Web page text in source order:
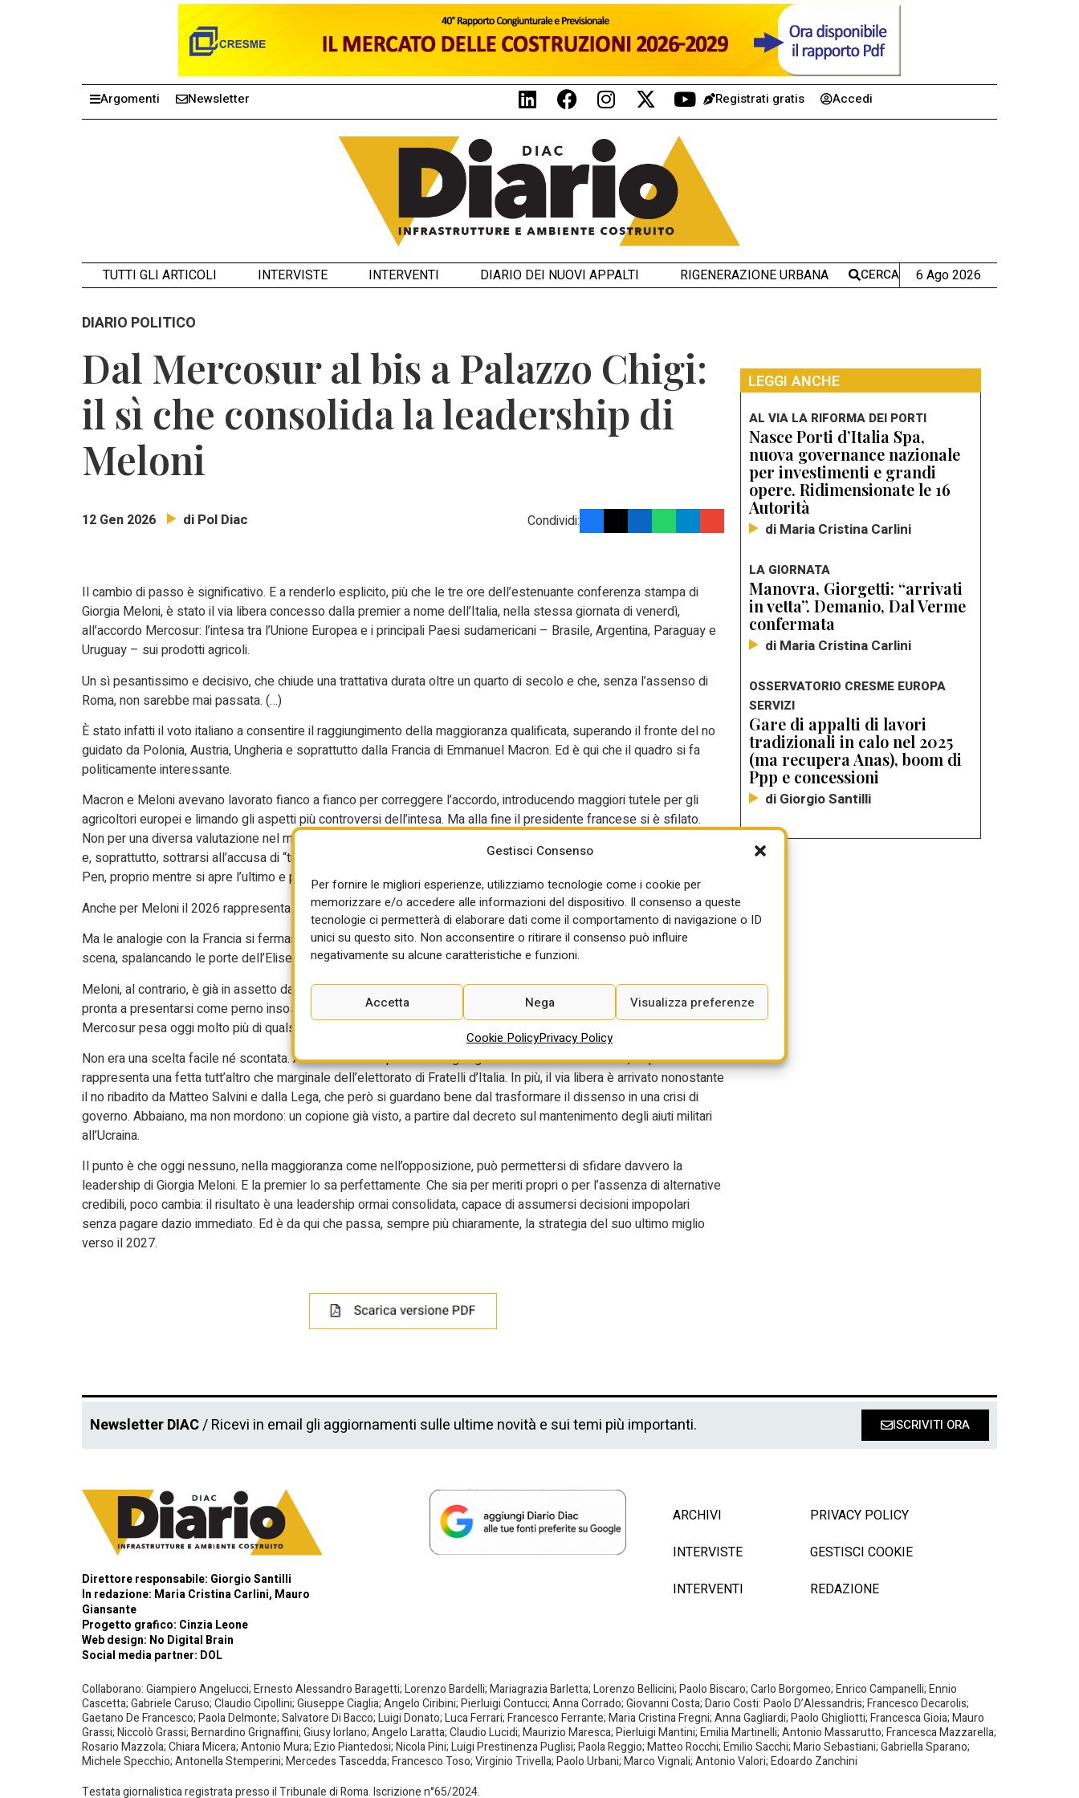
Gestisci Consenso
Per fornire le migliori esperienze, utilizziamo tecnologie come i cookie per
memorizzare e/o accedere alle informazioni del dispositivo. Il consenso a queste
tecnologie ci permetterà di elaborare dati come il comportamento di navigazione o ID
unici su questo sito. Non acconsentire o ritirare il consenso può influire
negativamente su alcune caratteristiche e funzioni.
Accetta Nega Visualizza preferenze
Cookie PolicyPrivacy Policy
Argomenti Newsletter Registrati gratis Accedi
TUTTI GLI ARTICOLI INTERVISTE INTERVENTI DIARIO DEI NUOVI APPALTI RIGENERAZIONE URBANA CERCA 6 Ago 2026
DIARIO POLITICO
Dal Mercosur al bis a Palazzo Chigi:
il sì che consolida la leadership di
Meloni
12 Gen 2026 di Pol Diac Condividi:
Il cambio di passo è significativo. E a renderlo esplicito, più che le tre ore dell’estenuante conferenza stampa di
Giorgia Meloni, è stato il via libera concesso dalla premier a nome dell’Italia, nella stessa giornata di venerdì,
all’accordo Mercosur: l’intesa tra l’Unione Europea e i principali Paesi sudamericani – Brasile, Argentina, Paraguay e
Uruguay – sui prodotti agricoli.
Un sì pesantissimo e decisivo, che chiude una trattativa durata oltre un quarto di secolo e che, senza l’assenso di
Roma, non sarebbe mai passata. (…)
È stato infatti il voto italiano a consentire il raggiungimento della maggioranza qualificata, superando il fronte del no
guidato da Polonia, Austria, Ungheria e soprattutto dalla Francia di Emmanuel Macron. Ed è qui che il quadro si fa
politicamente interessante.
Macron e Meloni avevano lavorato fianco a fianco per correggere l’accordo, introducendo maggiori tutele per gli
agricoltori europei e limando gli aspetti più controversi dell’intesa. Ma alla fine il presidente francese si è sfilato.
Non per una diversa valutazione nel merito, bensì per pura necessità politica: evitare la caduta del governo Lecornu
e, soprattutto, sottrarsi all’accusa di “tradimento” già scagliatagli contro dal Rassemblement national di Marine Le
Pen, proprio mentre si apre l’ultimo e più delicato anno del suo mandato all’Eliseo.
Anche per Meloni il 2026 rappresenta l’ultimo anno di legislatura: si voterà nella primavera del 2027.
Ma le analogie con la Francia si fermano qui. Macron non può ricandidarsi e non può neppure permettersi di uscire di
scena, spalancando le porte dell’Eliseo a Jordan Bardella e all’estrema destra lepeniana.
Meloni, al contrario, è già in assetto da bis: dopo aver guidato il governo più longevo dell’intera storia repubblicana, è
pronta a presentarsi come perno insostituibile del sistema politico. È questo il vero cambio di passo. E il sì al
Mercosur pesa oggi molto più di qualsiasi sondaggio.
Non era una scelta facile né scontata. Anche in Italia le proteste degli agricoltori non sono mancate, e quel mondo
rappresenta una fetta tutt’altro che marginale dell’elettorato di Fratelli d’Italia. In più, il via libera è arrivato nonostante
il no ribadito da Matteo Salvini e dalla Lega, che però si guardano bene dal trasformare il dissenso in una crisi di
governo. Abbaiano, ma non mordono: un copione già visto, a partire dal decreto sul mantenimento degli aiuti militari
all’Ucraina.
Il punto è che oggi nessuno, nella maggioranza come nell’opposizione, può permettersi di sfidare davvero la
leadership di Giorgia Meloni. E la premier lo sa perfettamente. Che sia per meriti propri o per l’assenza di alternative
credibili, poco cambia: il risultato è una leadership ormai consolidata, capace di assumersi decisioni impopolari
senza pagare dazio immediato. Ed è da qui che passa, sempre più chiaramente, la strategia del suo ultimo miglio
verso il 2027.
LEGGI ANCHE
AL VIA LA RIFORMA DEI PORTI
Nasce Porti d’Italia Spa,
nuova governance nazionale
per investimenti e grandi
opere. Ridimensionate le 16
Autorità
di Maria Cristina Carlini
LA GIORNATA
Manovra, Giorgetti: “arrivati
in vetta”. Demanio, Dal Verme
confermata
di Maria Cristina Carlini
OSSERVATORIO CRESME EUROPA
SERVIZI
Gare di appalti di lavori
tradizionali in calo nel 2025
(ma recupera Anas), boom di
Ppp e concessioni
di Giorgio Santilli
Newsletter DIAC/ Ricevi in email gli aggiornamenti sulle ultime novità e sui temi più importanti. ISCRIVITI ORA
Direttore responsabile: Giorgio Santilli
In redazione: Maria Cristina Carlini, Mauro
Giansante
Progetto grafico: Cinzia Leone
Web design: No Digital Brain
Social media partner: DOL
ARCHIVI
INTERVISTE
INTERVENTI
PRIVACY POLICY
GESTISCI COOKIE
REDAZIONE
Collaborano: Giampiero Angelucci; Ernesto Alessandro Baragetti; Lorenzo Bardelli; Mariagrazia Barletta; Lorenzo Bellicini; Paolo Biscaro; Carlo Borgomeo; Enrico Campanelli; Ennio
Cascetta; Gabriele Caruso; Claudio Cipollini; Giuseppe Ciaglia; Angelo Ciribini; Pierluigi Contucci; Anna Corrado; Giovanni Costa; Dario Costi: Paolo D’Alessandris; Francesco Decarolis;
Gaetano De Francesco; Paola Delmonte; Salvatore Di Bacco; Luigi Donato; Luca Ferrari; Francesco Ferrante; Maria Cristina Fregni; Anna Gagliardi; Paolo Ghigliotti; Francesca Gioia; Mauro
Grassi; Niccolò Grassi; Bernardino Grignaffini; Giusy Iorlano; Angelo Laratta; Claudio Lucidi; Maurizio Maresca; Pierluigi Mantini; Emilia Martinelli; Antonio Massarutto; Francesca Mazzarella;
Rosario Mazzola; Chiara Micera; Antonio Mura; Ezio Piantedosi; Nicola Pini; Luigi Prestinenza Puglisi; Paola Reggio; Matteo Rocchi; Emilio Sacchi; Mario Sebastiani; Gabriella Sparano;
Michele Specchio; Antonella Stemperini; Mercedes Tascedda; Francesco Toso; Virginio Trivella; Paolo Urbani; Marco Vignali; Antonio Valori; Edoardo Zanchini
Testata giornalistica registrata presso il Tribunale di Roma. Iscrizione n°65/2024.